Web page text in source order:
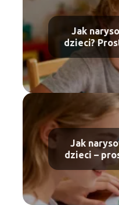
Jak
dzieci?
Jak
dzieci –